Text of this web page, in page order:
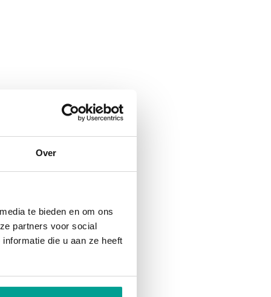
Over
te bieden en om ons
partners voor social
die u aan ze heeft